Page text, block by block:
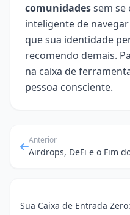
comunidadessem se
inteligente de
que sua identidade
recomendo demais.
na caixa de
pessoa consciente.
Anterior